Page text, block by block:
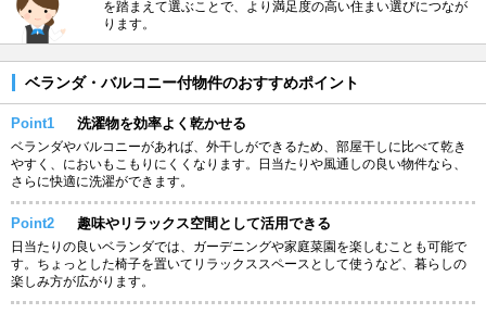
を踏まえて選ぶことで、より満足度の高い住まい選びにつなが
ります。
ベランダ・バルコニー付物件のおすすめポイント
Point1 洗濯物を効率よく乾かせる
ベランダやバルコニーがあれば、外干しができるため、部屋干しに比べて乾き
やすく、においもこもりにくくなります。日当たりや風通しの良い物件なら、
さらに快適に洗濯ができます。
Point2 趣味やリラックス空間として活用できる
日当たりの良いベランダでは、ガーデニングや家庭菜園を楽しむことも可能で
す。ちょっとした椅子を置いてリラックススペースとして使うなど、暮らしの
楽しみ方が広がります。